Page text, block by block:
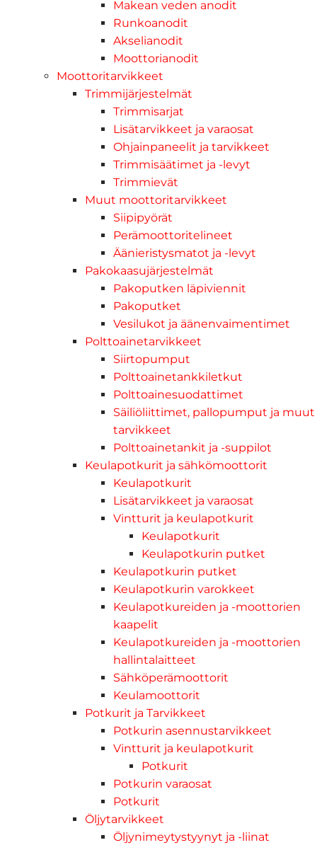
Makean veden anodit
Runkoanodit
Akselianodit
Moottorianodit
Moottoritarvikkeet
Trimmijärjestelmät
Trimmisarjat
Lisätarvikkeet ja varaosat
Ohjainpaneelit ja tarvikkeet
Trimmisäätimet ja -levyt
Trimmievät
Muut moottoritarvikkeet
Siipipyörät
Perämoottoritelineet
Äänieristysmatot ja -levyt
Pakokaasujärjestelmät
Pakoputken läpiviennit
Pakoputket
Vesilukot ja äänenvaimentimet
Polttoainetarvikkeet
Siirtopumput
Polttoainetankkiletkut
Polttoainesuodattimet
Säiliöliittimet, pallopumput ja muut
tarvikkeet
Polttoainetankit ja -suppilot
Keulapotkurit ja sähkömoottorit
Keulapotkurit
Lisätarvikkeet ja varaosat
Vintturit ja keulapotkurit
Keulapotkurit
Keulapotkurin putket
Keulapotkurin putket
Keulapotkurin varokkeet
Keulapotkureiden ja -moottorien
kaapelit
Keulapotkureiden ja -moottorien
hallintalaitteet
Sähköperämoottorit
Keulamoottorit
Potkurit ja Tarvikkeet
Potkurin asennustarvikkeet
Vintturit ja keulapotkurit
Potkurit
Potkurin varaosat
Potkurit
Öljytarvikkeet
Öljynimeytystyynyt ja -liinat